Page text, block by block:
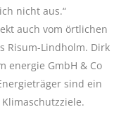
nicht aus.“
auch vom örtlichen
Risum-Lindholm. Dirk
energie GmbH & Co
sind ein